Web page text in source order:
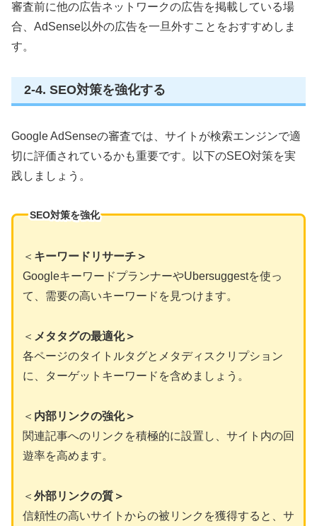
審査前に他の広告ネットワークの広告を掲載している場
合、AdSense以外の広告を一旦外すことをおすすめしま
す。
2-4. SEO対策を強化する
Google AdSenseの審査では、サイトが検索エンジンで適
切に評価されているかも重要です。以下のSEO対策を実
践しましょう。
SEO対策を強化
＜ キーワードリサーチ＞
GoogleキーワードプランナーやUbersuggestを使っ
て、需要の高いキーワードを見つけます。
＜ メタタグの最適化＞
各ページのタイトルタグとメタディスクリプション
に、ターゲットキーワードを含めましょう。
＜ 内部リンクの強化＞
関連記事へのリンクを積極的に設置し、サイト内の回
遊率を高めます。
＜ 外部リンクの質＞
信頼性の高いサイトからの被リンクを獲得すると、サ